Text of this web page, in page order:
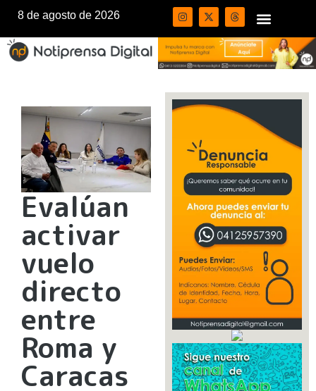
8 de agosto de 2026
Evalúan
activar
vuelo
directo
entre
Roma y
Caracas